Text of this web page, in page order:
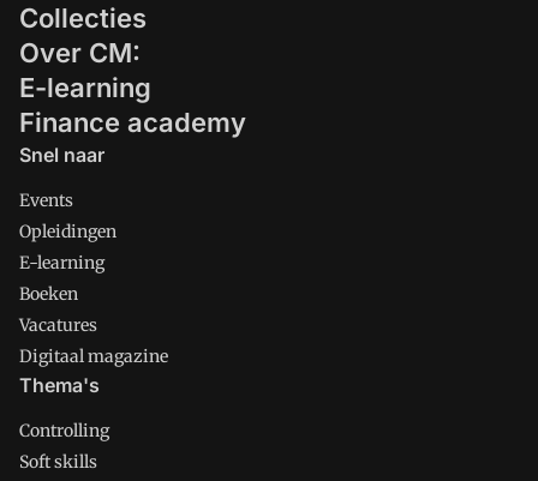
Collecties
Over CM:
E-learning
Finance academy
Snel naar
Events
Opleidingen
E-learning
Boeken
Vacatures
Digitaal magazine
Thema's
Controlling
Soft skills